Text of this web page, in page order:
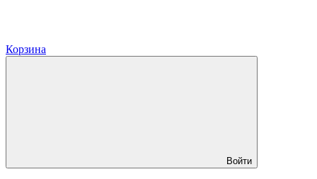
Корзина
Войти